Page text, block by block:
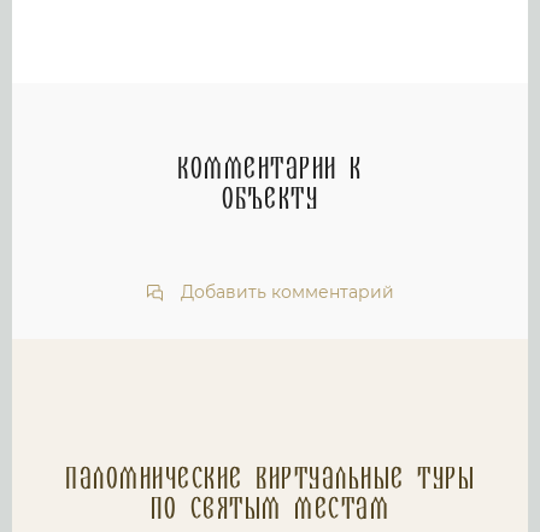
Комментарии к
объекту
Добавить комментарий
Паломнические Виртуальные туры
по святым местам